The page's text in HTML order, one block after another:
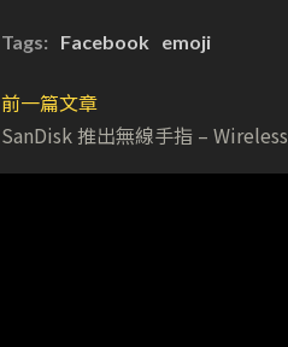
Tags: Facebook emoji
前一篇文章
SanDisk 推出無線手指 –